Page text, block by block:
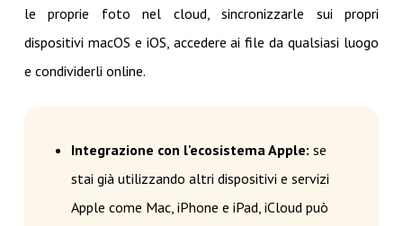
le proprie foto nel cloud, sincronizzarle sui propri
dispositivi macOS e iOS, accedere ai file da qualsiasi luogo
e condividerli online.
Integrazione con l'ecosistema Apple: se
stai già utilizzando altri dispositivi e servizi
Apple come Mac, iPhone e iPad, iCloud può